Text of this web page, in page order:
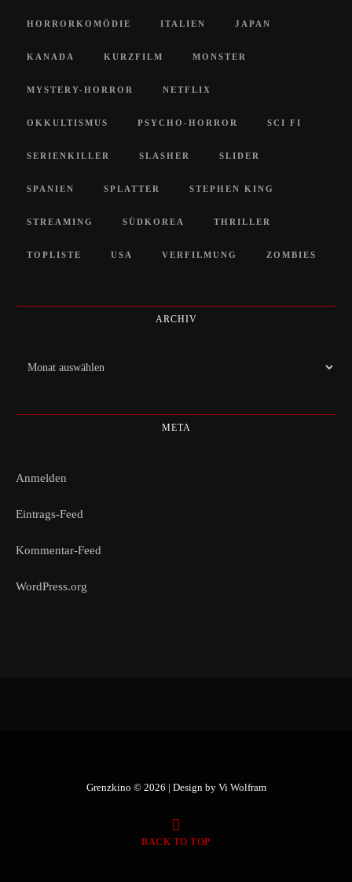
HORRORKOMÖDIE ITALIEN JAPAN
KANADA KURZFILM MONSTER
MYSTERY-HORROR NETFLIX
OKKULTISMUS PSYCHO-HORROR SCI FI
SERIENKILLER SLASHER SLIDER
SPANIEN SPLATTER STEPHEN KING
STREAMING SÜDKOREA THRILLER
TOPLISTE USA VERFILMUNG ZOMBIES
ARCHIV
Archiv
META
Anmelden
Eintrags-Feed
Kommentar-Feed
WordPress.org
Grenzkino © 2026 | Design by Vi Wolfram
BACK TO TOP